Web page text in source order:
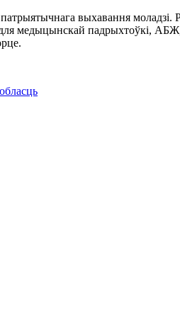
выхавання
медыцынскай падрыхтоўкі,